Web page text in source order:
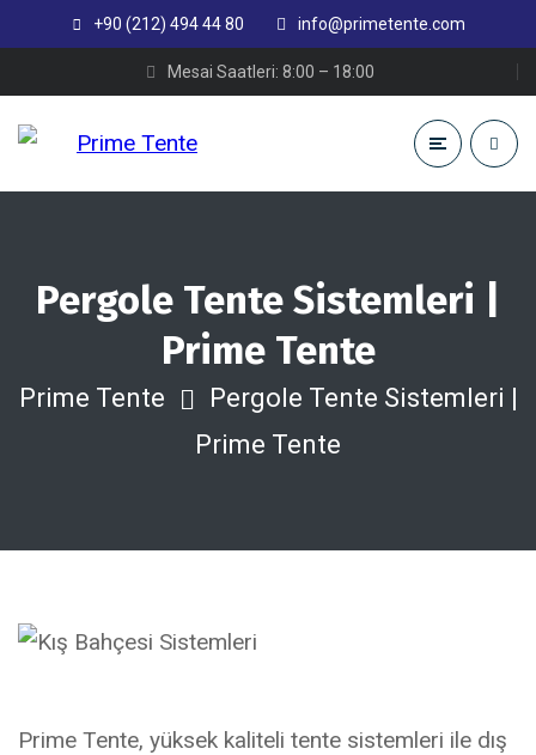
+90 (212) 494 44 80 info@primetente.com
Mesai Saatleri: 8:00 – 18:00
Pergole Tente Sistemleri |
Prime Tente
Prime Tente
Pergole Tente Sistemleri |
Prime Tente
Prime Tente, yüksek kaliteli tente sistemleri ile dış